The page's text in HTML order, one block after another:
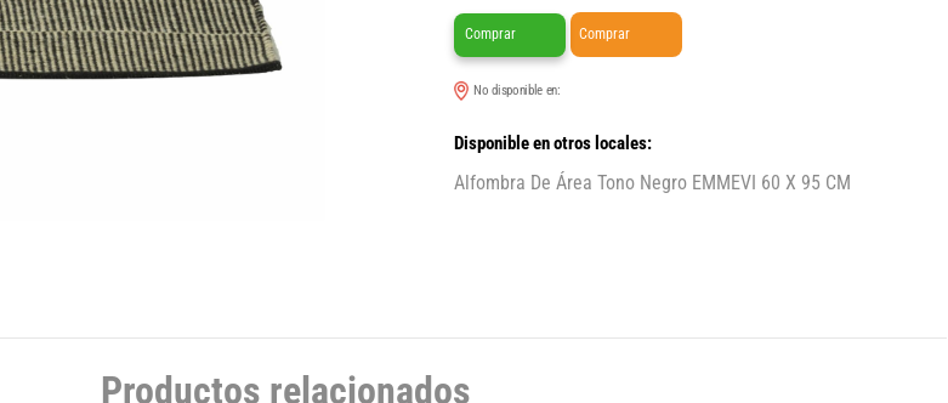
Comprar Comprar
No disponible en:
Disponible en otros locales:
Alfombra De Área Tono Negro EMMEVI 60 X 95 CM
Productos relacionados